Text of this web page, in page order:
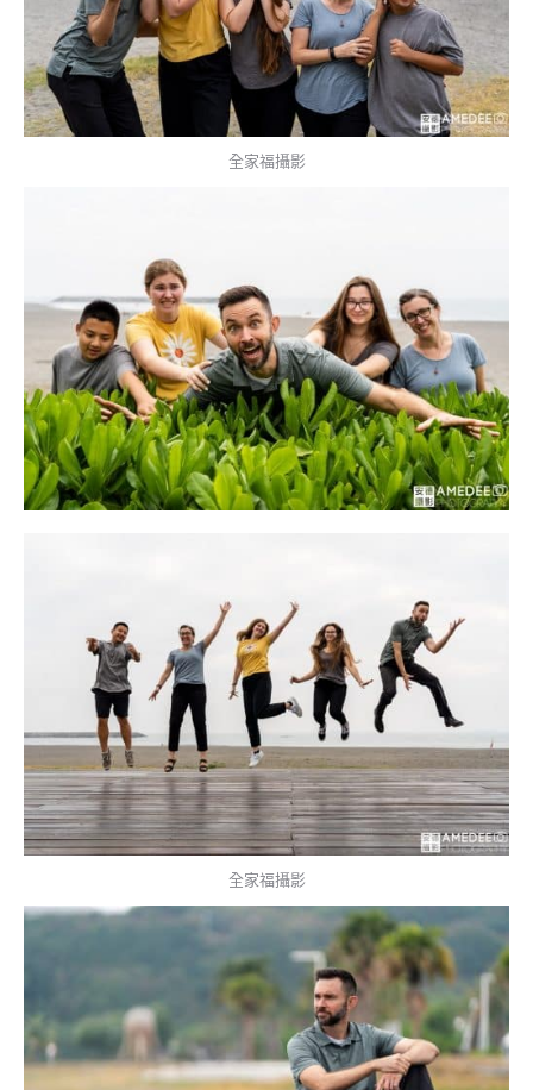
全家福攝影
全家福攝影